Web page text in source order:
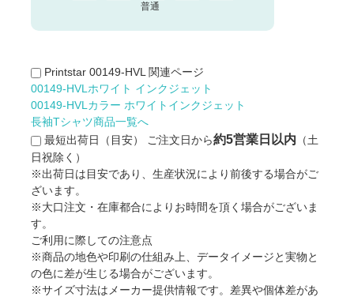
普通
Printstar 00149-HVL 関連ページ
00149-HVLホワイト インクジェット
00149-HVLカラー ホワイトインクジェット
長袖Tシャツ商品一覧へ
最短出荷日（目安）
ご注文日から約5営業日以内 （土
日祝除く）
※出荷日は目安であり、生産状況により前後する場合がご
ざいます。
※大口注文・在庫都合によりお時間を頂く場合がございま
す。
ご利用に際しての注意点
※商品の地色や印刷の仕組み上、データイメージと実物と
の色に差が生じる場合がございます。
※サイズ寸法はメーカー提供情報です。差異や個体差があ